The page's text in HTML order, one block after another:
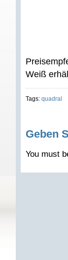
Weiß
Tags: quadral
Geben
You must